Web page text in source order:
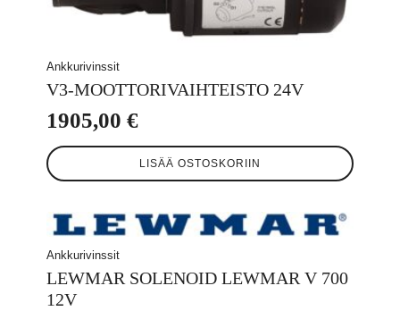
Ankkurivinssit
V3-MOOTTORIVAIHTEISTO 24V
1905,00 €
LISÄÄ OSTOSKORIIN
Ankkurivinssit
LEWMAR SOLENOID LEWMAR V 700
12V